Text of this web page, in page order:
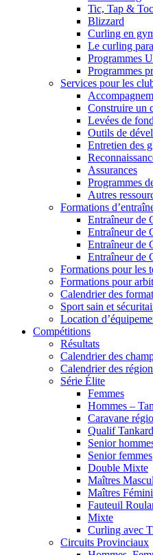
Tic, Tap & Toc
Blizzard
Curling en
Le curling
Programmes
Programmes
Services pour les
Construire un
Levées de
Outils de
Entretien des
Assurances
Programmes
Autres
Formations
Entraîneur de
Entraîneur de
Entraîneur de
Entraîneur de
Formations pour les
Formations pour
Calendrier des
Sport sain et
Location
Compétitions
Résultats
Calendrier des
Calendrier des
Série Élite
Femmes
Hommes –
Caravane
Qualif Tankard
Senior
Senior femmes
Double Mixte
Maîtres
Maîtres
Fauteuil
Mixte
Curling avec
Circuits Provinciaux